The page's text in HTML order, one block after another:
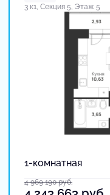
3 к1, Секция 5, Этаж 5
1-комнатная
4 969 190руб.